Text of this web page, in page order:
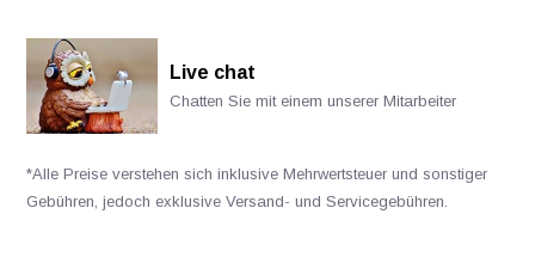
Live chat
Chatten Sie mit einem unserer Mitarbeiter
*Alle Preise verstehen sich inklusive Mehrwertsteuer und sonstiger
Gebühren, jedoch exklusive Versand- und Servicegebühren.